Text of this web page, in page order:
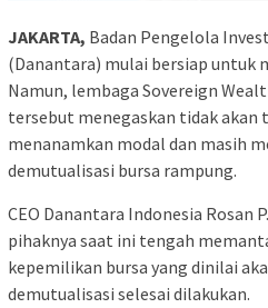
JAKARTA, Badan Pengelola
(Danantara) mulai bersiap untuk
Namun, lembaga Sovereign
tersebut menegaskan tidak akan
menanamkan modal dan masih
demutualisasi bursa rampung.
CEO Danantara Indonesia Rosan
pihaknya saat ini tengah
kepemilikan bursa yang dinilai
demutualisasi selesai dilakukan.